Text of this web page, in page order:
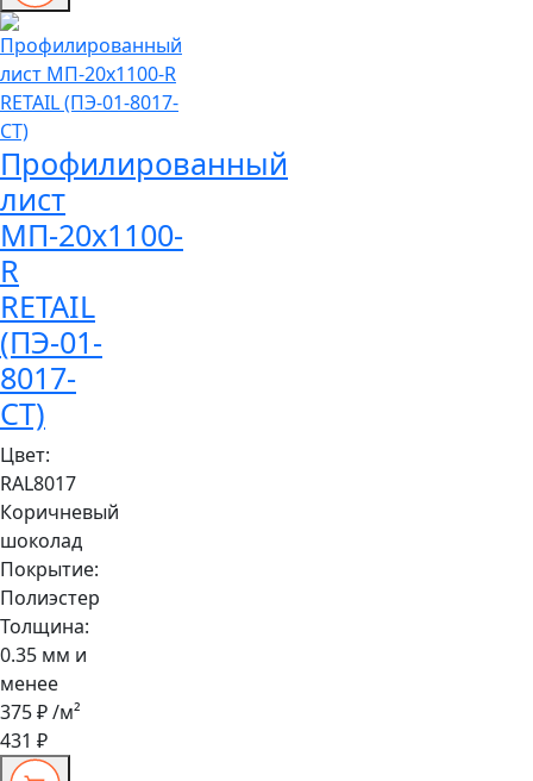
Профилированный
лист
МП-20x1100-
R
RETAIL
(ПЭ-01-
8017-
СТ)
Цвет:
RAL8017
Коричневый
шоколад
Покрытие:
Полиэстер
Толщина:
0.35 мм и
менее
375 ₽/м²
431 ₽